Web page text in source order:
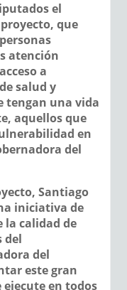
el
que
atención
a
salud y
tengan una vida
aquellos que
en
del
Santiago
iniciativa de
la calidad de
del
del
este gran
ejecute en todos